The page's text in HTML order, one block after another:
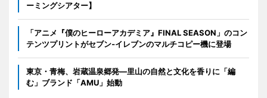
ーミングシアター】
「アニメ『僕のヒーローアカデミア』FINAL SEASON」のコン
テンツプリントがセブン‐イレブンのマルチコピー機に登場
東京・青梅、岩蔵温泉郷発―里山の自然と文化を香りに「編
む」ブランド「AMU」始動